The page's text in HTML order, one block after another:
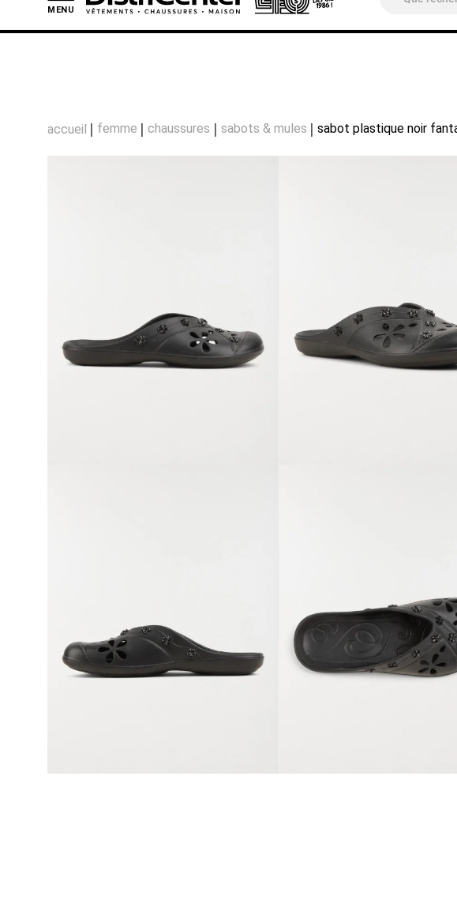
MENU
accueil femme chaussures sabots & mules sabot plastique noir